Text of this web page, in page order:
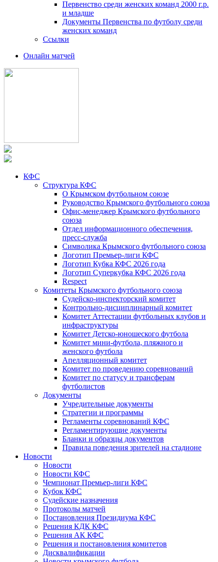
Первенство среди женских команд 2000 г.р.
и младше
Документы Первенства по футболу среди
женских команд
Ссылки
Онлайн матчей
КФС
Структура КФС
О Крымском футбольном союзе
Руководство Крымского футбольного союза
Офис-менеджер Крымского футбольного
союза
Отдел информационного обеспечения,
пресс-служба
Символика Крымского футбольного союза
Логотип Премьер-лиги КФС
Логотип Кубка КФС 2026 года
Логотип Суперкубка КФС 2026 года
Respect
Комитеты Крымского футбольного союза
Судейско-инспекторский комитет
Контрольно-дисциплинарный комитет
Комитет Аттестации футбольных клубов и
инфраструктуры
Комитет Детско-юношеского футбола
Комитет мини-футбола, пляжного и
женского футбола
Апелляционный комитет
Комитет по проведению соревнований
Комитет по статусу и трансферам
футболистов
Документы
Учредительные документы
Стратегии и программы
Регламенты соревнований КФС
Регламентирующие документы
Бланки и образцы документов
Правила поведения зрителей на стадионе
Новости
Новости
Новости КФС
Чемпионат Премьер-лиги КФС
Кубок КФС
Судейские назначения
Протоколы матчей
Постановления Президиума КФС
Решения КДК КФС
Решения АК КФС
Решения и постановления комитетов
Дисквалификации